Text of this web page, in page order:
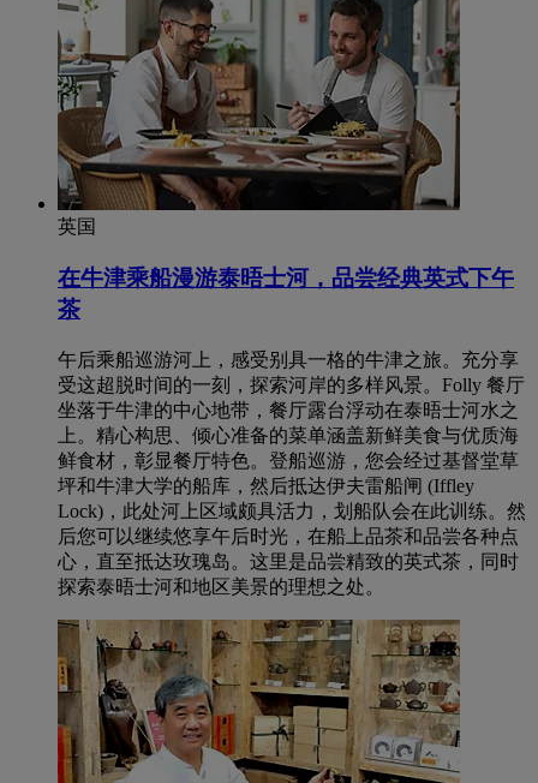
英国
在牛津乘船漫游泰晤士河，品尝经典英式下午
茶
午后乘船巡游河上，感受别具一格的牛津之旅。充分享
受这超脱时间的一刻，探索河岸的多样风景。Folly 餐厅
坐落于牛津的中心地带，餐厅露台浮动在泰晤士河水之
上。精心构思、倾心准备的菜单涵盖新鲜美食与优质海
鲜食材，彰显餐厅特色。登船巡游，您会经过基督堂草
坪和牛津大学的船库，然后抵达伊夫雷船闸 (Iffley
Lock)，此处河上区域颇具活力，划船队会在此训练。然
后您可以继续悠享午后时光，在船上品茶和品尝各种点
心，直至抵达玫瑰岛。这里是品尝精致的英式茶，同时
探索泰晤士河和地区美景的理想之处。